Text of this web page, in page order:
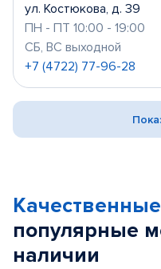
ул. Костюкова, д. 39
ПН - ПТ 10:00 - 19:00
СБ, ВС выходной
+7 (4722) 77-96-28
популярные
наличии